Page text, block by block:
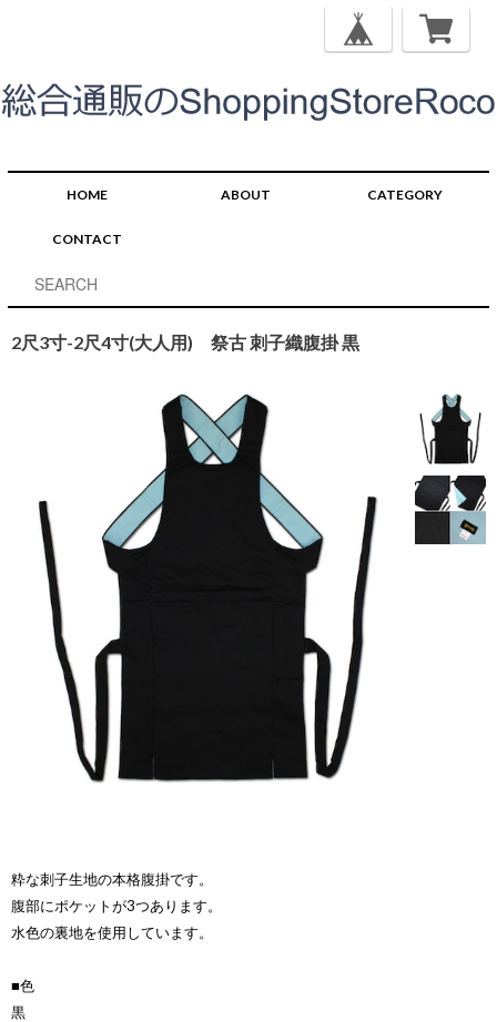
HOME ABOUT CATEGORY
CONTACT
2尺3寸-2尺4寸(大人用) 祭古 刺子織腹掛 黒
粋な刺子生地の本格腹掛です。
腹部にポケットが3つあります。
水色の裏地を使用しています。
■色
黒